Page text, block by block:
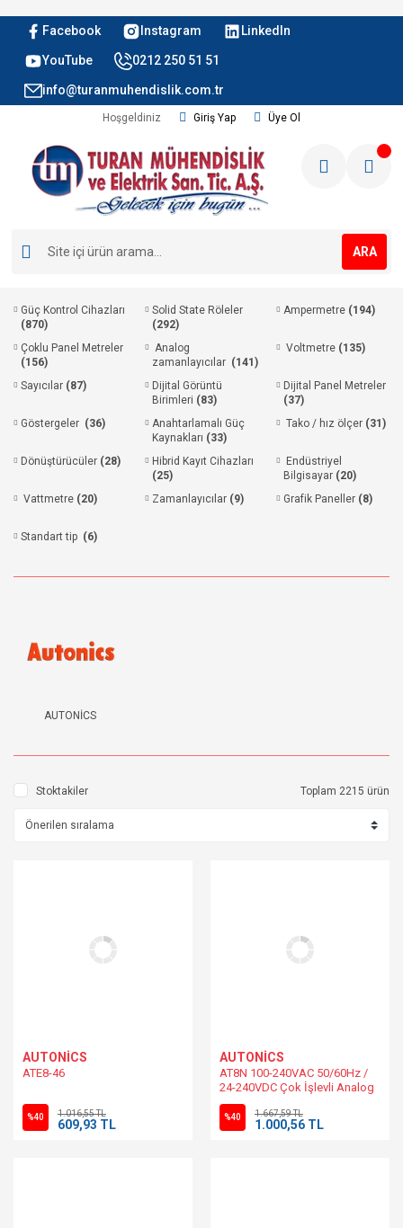
Facebook Instagram LinkedIn
YouTube 0212 250 51 51
info@turanmuhendislik.com.tr
Hoşgeldiniz Giriş Yap Üye Ol
ARA
Güç Kontrol Cihazları
(870)
Solid State Röleler
(292)
Ampermetre (194)
Çoklu Panel Metreler
(156)
Analog
zamanlayıcılar (141)
Voltmetre (135)
Sayıcılar (87)
Dijital Görüntü
Birimleri (83)
Dijital Panel Metreler
(37)
Göstergeler (36)
Anahtarlamalı Güç
Kaynakları (33)
Tako / hız ölçer (31)
Dönüştürücüler (28)
Hibrid Kayıt Cihazları
(25)
Endüstriyel
Bilgisayar (20)
Vattmetre (20) Zamanlayıcılar (9) Grafik Paneller (8)
Standart tip (6)
AUTONİCS
Stoktakiler Toplam 2215 ürün
AUTONİCS
ATE8-46
%40 1.016,55 TL
609,93 TL
AUTONİCS
AT8N 100-240VAC 50/60Hz /
24-240VDC Çok İşlevli Analog
Zamanlayıcı
%40 1.667,59 TL
1.000,56 TL